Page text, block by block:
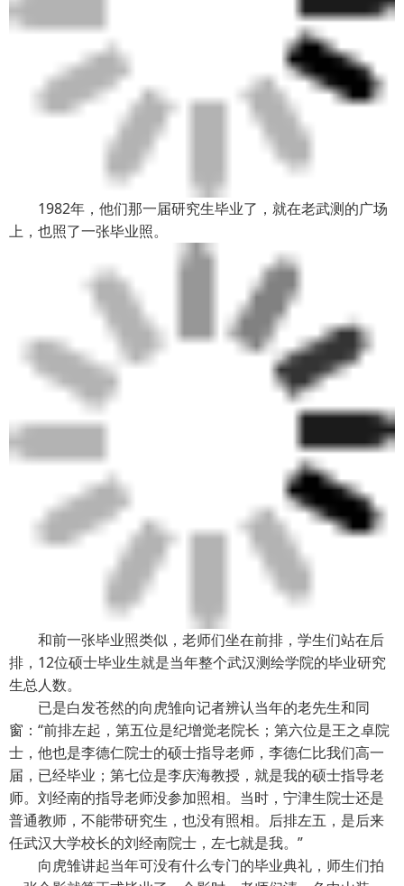
1982年，他们那一届研究生毕业了，就在老武测的广场
上，也照了一张毕业照。
和前一张毕业照类似，老师们坐在前排，学生们站在后
排，12位硕士毕业生就是当年整个武汉测绘学院的毕业研究
生总人数。
已是白发苍然的向虎雏向记者辨认当年的老先生和同
窗：“前排左起，第五位是纪增觉老院长；第六位是王之卓院
士，他也是李德仁院士的硕士指导老师，李德仁比我们高一
届，已经毕业；第七位是李庆海教授，就是我的硕士指导老
师。刘经南的指导老师没参加照相。当时，宁津生院士还是
普通教师，不能带研究生，也没有照相。后排左五，是后来
任武汉大学校长的刘经南院士，左七就是我。”
向虎雏讲起当年可没有什么专门的毕业典礼，师生们拍